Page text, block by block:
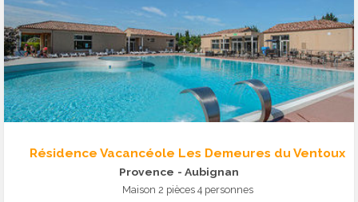
Résidence Vacancéole Les Demeures du Ventoux
Provence - Aubignan
Maison 2 pièces 4 personnes